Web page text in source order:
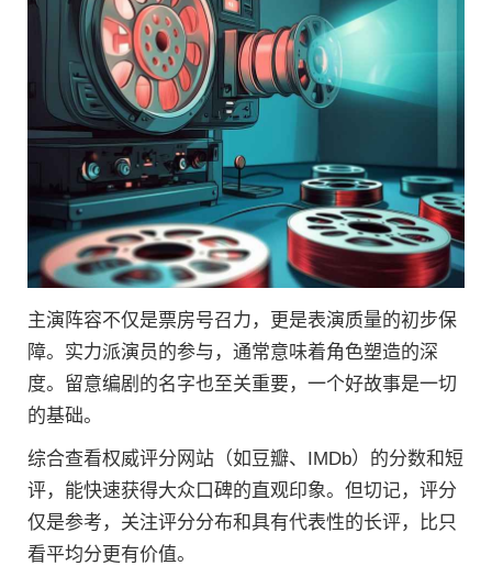
主演阵容不仅是票房号召力，更是表演质量的初步保
障。实力派演员的参与，通常意味着角色塑造的深
度。留意编剧的名字也至关重要，一个好故事是一切
的基础。
综合查看权威评分网站（如豆瓣、IMDb）的分数和短
评，能快速获得大众口碑的直观印象。但切记，评分
仅是参考，关注评分分布和具有代表性的长评，比只
看平均分更有价值。